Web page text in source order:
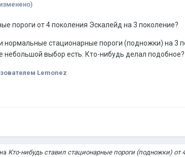
пороги от 4 поколения Эскалейд на 3 поколение?
нормальные стационарные пороги (подножки) на 3
небольшой выбор есть. Кто-нибудь делал
Lemonez
Кто-нибудь ставил стационарные пороги (подножки) от